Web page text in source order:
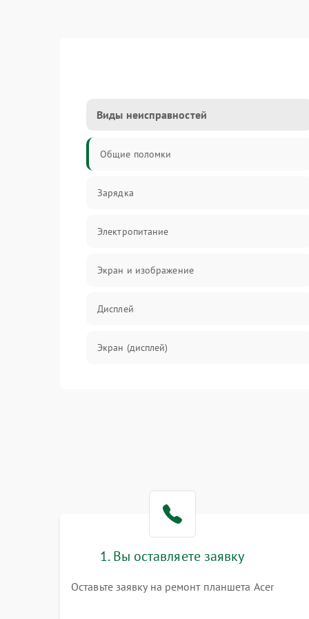
Виды неисправностей
Общие поломки
Зарядка
Электропитание
Экран и изображение
Дисплей
Экран (дисплей)
Влага и механические повреждения
Сеть и интернет
1. Вы оставляете заявку
Оставьте заявку на ремонт планшета Acer